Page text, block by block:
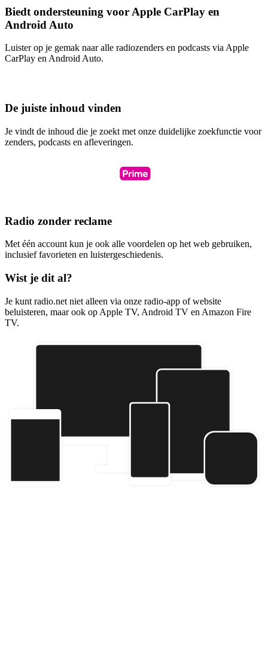
Biedt ondersteuning voor Apple CarPlay en
Android Auto
Luister op je gemak naar alle radiozenders en podcasts via Apple
CarPlay en Android Auto.
De juiste inhoud vinden
Je vindt de inhoud die je zoekt met onze duidelijke zoekfunctie voor
zenders, podcasts en afleveringen.
Radio zonder reclame
Met één account kun je ook alle voordelen op het web gebruiken,
inclusief favorieten en luistergeschiedenis.
Wist je dit al?
Je kunt radio.net niet alleen via onze radio-app of website
beluisteren, maar ook op Apple TV, Android TV en Amazon Fire
TV.